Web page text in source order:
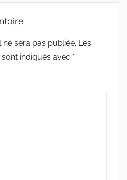
sera pas publiée. Les
indiqués avec *